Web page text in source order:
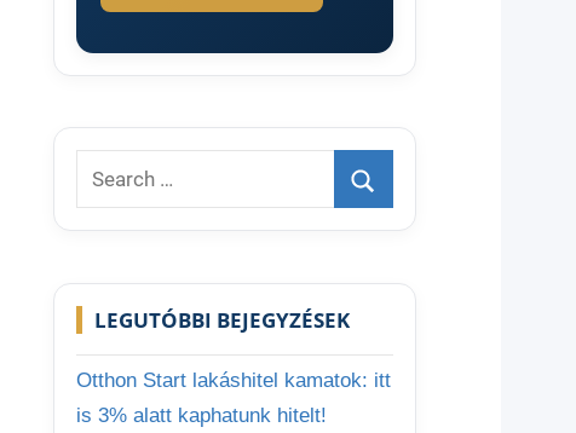
Search
for:
Search
LEGUTÓBBI BEJEGYZÉSEK
Otthon Start lakáshitel kamatok: itt
is 3% alatt kaphatunk hitelt!